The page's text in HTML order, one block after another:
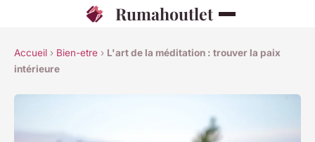
Rumahoutlet
Accueil › Bien-etre › L'art de la méditation : trouver la paix
intérieure